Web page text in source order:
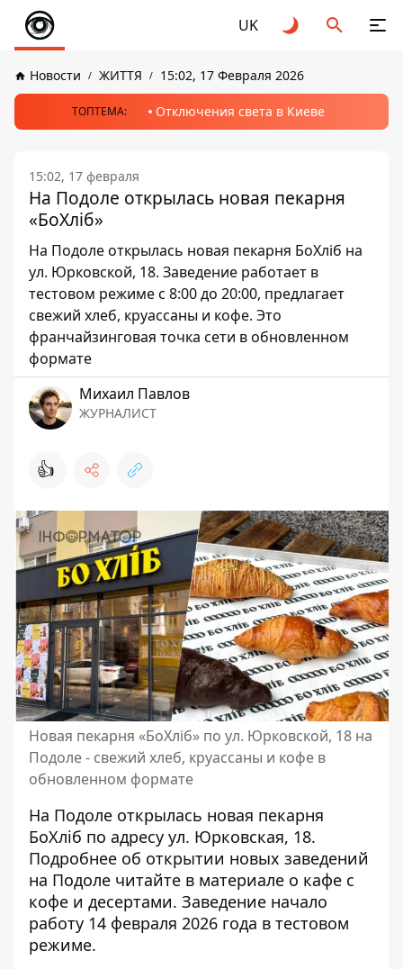
UK
Новости ЖИТТЯ 15:02, 17 Февраля 2026
ТОПТЕМА: Отключения света в Киеве
15:02, 17 февраля
На Подоле открылась новая пекарня
«БоХліб»
На Подоле открылась новая пекарня БоХліб на
ул. Юрковской, 18. Заведение работает в
тестовом режиме с 8:00 до 20:00, предлагает
свежий хлеб, круассаны и кофе. Это
франчайзинговая точка сети в обновленном
формате
Михаил Павлов
ЖУРНАЛИСТ
👍
Новая пекарня «БоХліб» по ул. Юрковской, 18 на
Подоле - свежий хлеб, круассаны и кофе в
обновленном формате
На Подоле открылась новая пекарня
БоХліб по адресу ул. Юрковская, 18.
Подробнее об открытии новых заведений
на Подоле читайте в материале о кафе с
кофе и десертами. Заведение начало
работу 14 февраля 2026 года в тестовом
режиме.